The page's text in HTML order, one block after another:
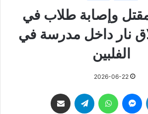
مقتل وإصابة طلاب في
نار داخل مدرسة في
الفلبين
2026-06-22
لينكدإن ماسنجر واتساب تيلقرام